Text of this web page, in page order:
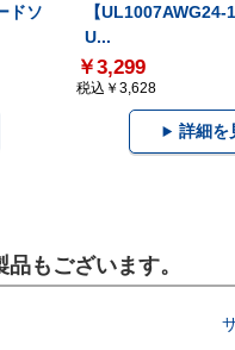
ドソ
【UL1007AWG24-
U...
￥3,299
税込￥3,628
詳細を
もございます。